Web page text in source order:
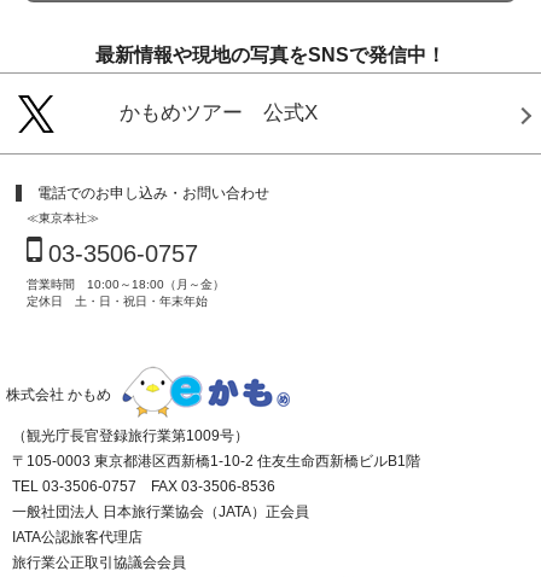
最新情報や現地の写真をSNSで発信中！
かもめツアー 公式X
電話でのお申し込み・お問い合わせ
≪東京本社≫
03-3506-0757
営業時間 10:00～18:00（月～金）
定休日 土・日・祝日・年末年始
株式会社 かもめ
（観光庁長官登録旅行業第1009号）
〒105-0003 東京都港区西新橋1-10-2 住友生命西新橋ビルB1階
TEL 03-3506-0757 FAX 03-3506-8536
一般社団法人 日本旅行業協会（JATA）正会員
IATA公認旅客代理店
旅行業公正取引協議会会員